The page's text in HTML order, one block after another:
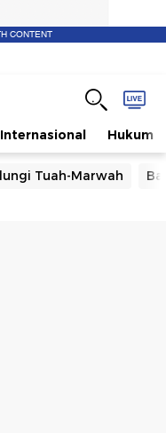
CONTENT
Internasional Hukum
Tuah-Marwah